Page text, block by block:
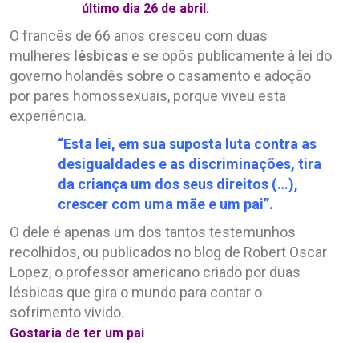
último dia 26 de abril.
O francês de 66 anos cresceu com duas
mulheres lésbicas e se opôs publicamente à lei do
governo holandês sobre o casamento e adoção
por pares homossexuais, porque viveu esta
experiência.
“Esta lei, em sua suposta luta contra as
desigualdades e as discriminações, tira
da criança um dos seus direitos (…),
crescer com uma mãe e um pai”.
O dele é apenas um dos tantos testemunhos
recolhidos, ou publicados no blog de Robert Oscar
Lopez, o professor americano criado por duas
lésbicas que gira o mundo para contar o
sofrimento vivido.
Gostaria de ter um pai